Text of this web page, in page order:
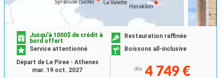
Jusqu'à 1000$ de crédit à
bord offert
Restauration raffinée
Service attentionné
Boissons all-inclusive
dès 4 749 €
Départ de Le Piree - Athenes
mar. 19 oct. 2027